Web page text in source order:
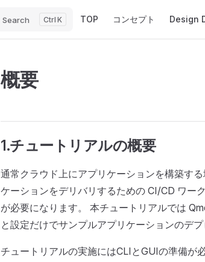
Search K TOP コンセプト Design
概要
1.チュートリアルの概要
通常クラウド上にアプリケーションを構築す
ケーションをデリバリするための CI/CD ワー
が必要になります。 本チュートリアルでは
と設定だけでサンプルアプリケーションのデプ
チュートリアルの実施にはCLIとGUIの準備が